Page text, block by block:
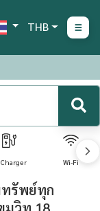
THB
Charger Wi-Fi
ทรัพย์ทุก